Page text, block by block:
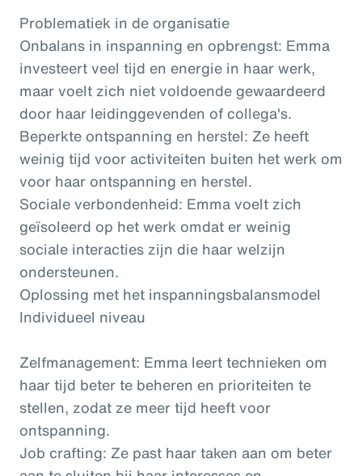
Problematiek in de organisatie
Onbalans in inspanning en opbrengst: Emma
investeert veel tijd en energie in haar werk,
maar voelt zich niet voldoende gewaardeerd
door haar leidinggevenden of collega's.
Beperkte ontspanning en herstel: Ze heeft
weinig tijd voor activiteiten buiten het werk om
voor haar ontspanning en herstel.
Sociale verbondenheid: Emma voelt zich
geïsoleerd op het werk omdat er weinig
sociale interacties zijn die haar welzijn
ondersteunen.
Oplossing met het inspanningsbalansmodel
Individueel niveau
Zelfmanagement: Emma leert technieken om
haar tijd beter te beheren en prioriteiten te
stellen, zodat ze meer tijd heeft voor
ontspanning.
Job crafting: Ze past haar taken aan om beter